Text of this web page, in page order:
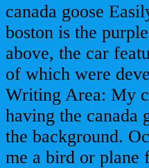
canada goose
boston is the
above, the car
of which were
Writing Area: My
having the canada
the background.
me a bird or plane